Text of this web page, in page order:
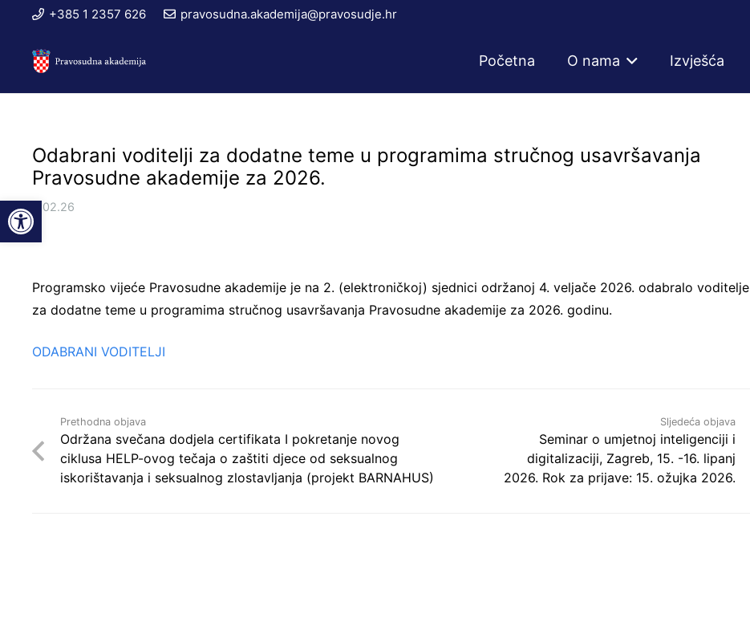
Open toolbar
+385 1 2357 626 pravosudna.akademija@pravosudje.hr
Početna O nama Izvješća
Odabrani voditelji za dodatne teme u programima stručnog usavršavanja
Pravosudne akademije za 2026.
6.02.26
Programsko vijeće Pravosudne akademije je na 2. (elektroničkoj) sjednici održanoj 4. veljače 2026. odabralo voditelje
za dodatne teme u programima stručnog usavršavanja Pravosudne akademije za 2026. godinu.
ODABRANI VODITELJI
Prethodna objava
Održana svečana dodjela certifikata I pokretanje novog
ciklusa HELP-ovog tečaja o zaštiti djece od seksualnog
iskorištavanja i seksualnog zlostavljanja (projekt BARNAHUS)
Sljedeća objava
Seminar o umjetnoj inteligenciji i
digitalizaciji, Zagreb, 15. -16. lipanj
2026. Rok za prijave: 15. ožujka 2026.